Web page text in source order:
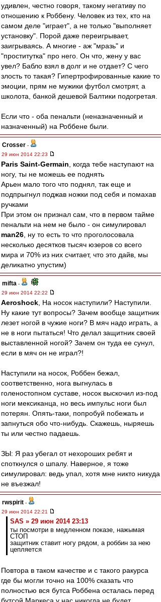
удивлен, честно говоря, такому негативу по
отношению к Роббену. Человек из тех, кто на
самом деле "играет", а не только "выполняет
установку". Порой даже переигрывает,
заигрываясь. А многие - аж "мразь" и
"проститутка" про него. Он что, жену у вас
увел? Бабло взял в долг и не отдает? С чего
злость то такая? Гипертрофированные какие то
эмоции, прям не мужики футбол смотрят, а
школота, банкой дешевой Балтики подогретая.
Если что - оба пенальти (неназначенный и
назначенный) на Роббене были.
Crosser -
29 июн 2014 22:23
Paris Saint-Germain , когда тебе наступают на
ногу, ты не можешь ее поднять
Арьен мало того что поднял, так еще и
подпрыгнул поджав ножки под себя и помахав
ручками
При этом он признал сам, что в первом тайме
пенальти на нем не было - он симулировал
man26 , ну то есть то что проголосовала
несколько десятков тысяч юзеров со всего
мира и 70% из них считает, что это дайв, мы
деликатно упустим)
mifta -
29 июн 2014 22:22
Aeroshock , На носок наступили? Наступили.
Ну какие тут вопросы? Зачем вообще защитник
лезет ногой в чужие ноги? В мяч надо играть, а
не в ноги пытаться! Что делал защитник своей
выставленной ногой? Зачем он туда ее сунул,
если в мяч он не играл?!
Наступили на носок, Роббен бежал,
соответственно, нога выгнулась в
голеностопном суставе, носок выскочил из-под
ноги мексиканца, но весь импульс ноги был
потерян. Опять-таки, попробуй побежать и
запнуться обо что-нибудь. Скажешь, ныряешь
ты или честно падаешь.
ЗЫ: Я раз убегал от нехороших ребят и
споткнулся о шпалу. Наверное, я тоже
симулировал: ведь упал, хотя мне никто никуда
не въезжал!
rwspirit -
29 июн 2014 22:21
SAS » 29 июн 2014 23:13
ты посмотри в медленном показе, нажымая
СТОП
защитник ставит ногу рядом, а роббин за нею
цепляется
Повтора в таком качестве и с такого ракурса
где бы могли точно на 100% сказать что
полностью вся бутса Роббена осталась перед